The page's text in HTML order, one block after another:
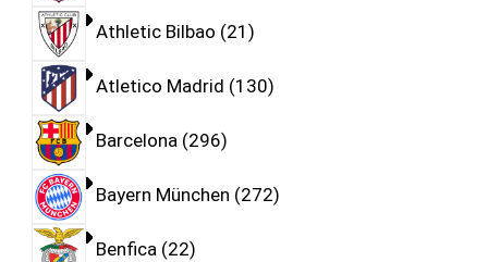
Athletic Bilbao 21
Atletico Madrid 130
Barcelona 296
Bayern München 272
Benfica 22